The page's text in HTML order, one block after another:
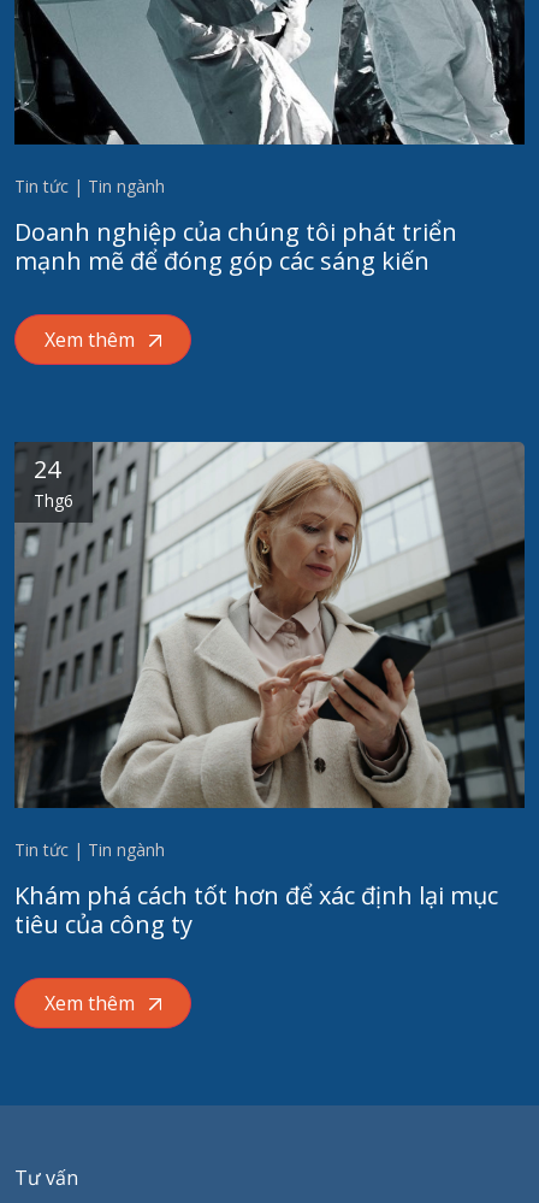
Tin tức | Tin ngành
Doanh nghiệp của chúng tôi phát triển
mạnh mẽ để đóng góp các sáng kiến
Xem thêm
24
Thg6
Tin tức | Tin ngành
Khám phá cách tốt hơn để xác định lại mục
tiêu của công ty
Xem thêm
Tư vấn